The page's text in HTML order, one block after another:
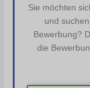
Sie möchten
und
Bewerbung?
die